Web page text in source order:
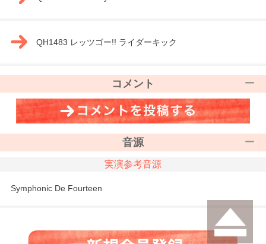
QH1483 レッツゴー!! ライダーキック
コメント
音源
実演参考音源
Symphonic De Fourteen